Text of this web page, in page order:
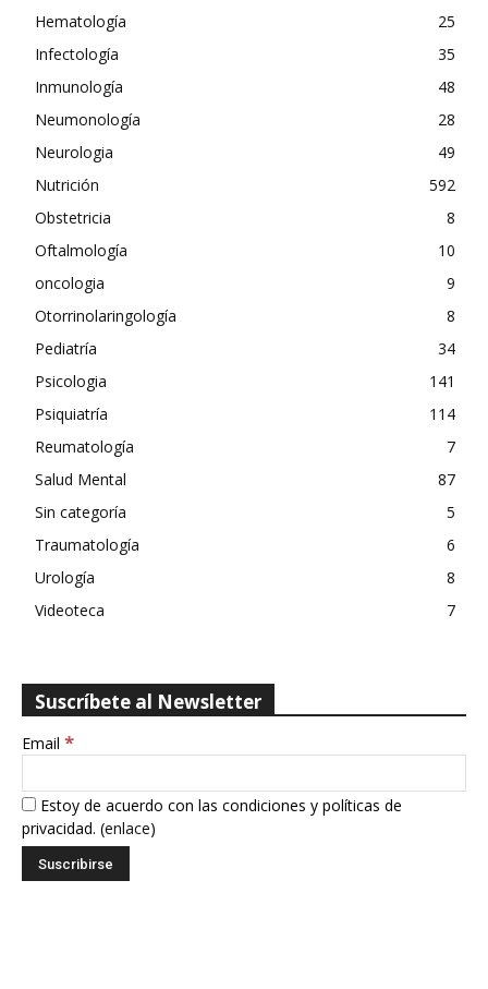
Hematología
25
Infectología
35
Inmunología
48
Neumonología
28
Neurologia
49
Nutrición
592
Obstetricia
8
Oftalmología
10
oncologia
9
Otorrinolaringología
8
Pediatría
34
Psicologia
141
Psiquiatría
114
Reumatología
7
Salud Mental
87
Sin categoría
5
Traumatología
6
Urología
8
Videoteca
7
Suscríbete al Newsletter
Email *
Estoy de acuerdo con las condiciones y políticas de
privacidad. (enlace)